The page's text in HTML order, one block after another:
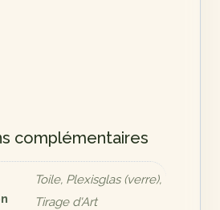
complémentaires
Toile, Plexisglas (verre),
Tirage d'Art